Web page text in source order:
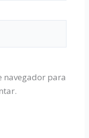
navegador para